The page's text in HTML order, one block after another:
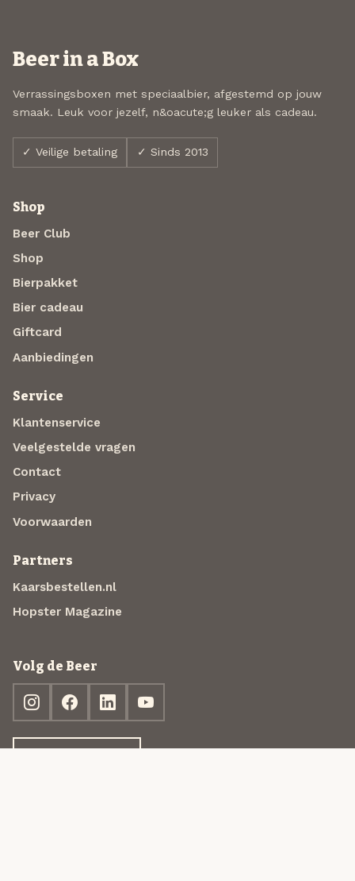
Beer in a Box
Verrassingsboxen met speciaalbier, afgestemd op jouw
smaak. Leuk voor jezelf, n&oacute;g leuker als cadeau.
✓ Veilige betaling ✓ Sinds 2013
Shop
Beer Club
Shop
Bierpakket
Bier cadeau
Giftcard
Aanbiedingen
Service
Klantenservice
Veelgestelde vragen
Contact
Privacy
Voorwaarden
Partners
Kaarsbestellen.nl
Hopster Magazine
Volg de Beer